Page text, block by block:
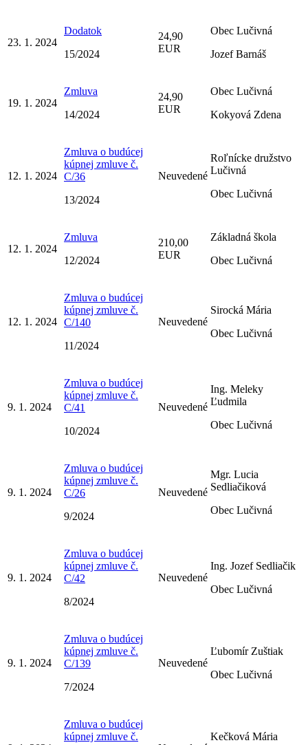
23. 1. 2024
Dodatok
15/2024
24,90
EUR
Obec Lučivná
Jozef Barnáš
19. 1. 2024
Zmluva
14/2024
24,90
EUR
Obec Lučivná
Kokyová Zdena
12. 1. 2024
Zmluva o budúcej
kúpnej zmluve č.
C/36
13/2024
Neuvedené
Roľnícke družstvo
Lučivná
Obec Lučivná
12. 1. 2024
Zmluva
12/2024
210,00
EUR
Základná škola
Obec Lučivná
12. 1. 2024
Zmluva o budúcej
kúpnej zmluve č.
C/140
11/2024
Neuvedené
Sirocká Mária
Obec Lučivná
9. 1. 2024
Zmluva o budúcej
kúpnej zmluve č.
C/41
10/2024
Neuvedené
Ing. Meleky
Ľudmila
Obec Lučivná
9. 1. 2024
Zmluva o budúcej
kúpnej zmluve č.
C/26
9/2024
Neuvedené
Mgr. Lucia
Sedliačiková
Obec Lučivná
9. 1. 2024
Zmluva o budúcej
kúpnej zmluve č.
C/42
8/2024
Neuvedené
Ing. Jozef Sedliačik
Obec Lučivná
9. 1. 2024
Zmluva o budúcej
kúpnej zmluve č.
C/139
7/2024
Neuvedené
Ľubomír Zuštiak
Obec Lučivná
Zmluva o budúcej
kúpnej zmluve č.
Kečková Mária